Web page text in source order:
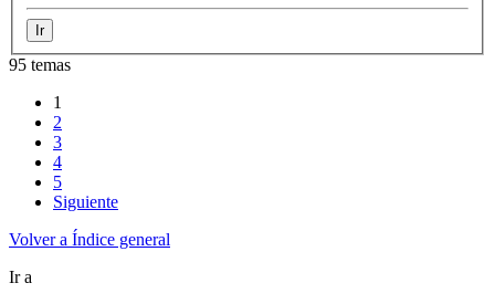
95 temas
1
2
3
4
5
Siguiente
Volver a Índice general
Ir a